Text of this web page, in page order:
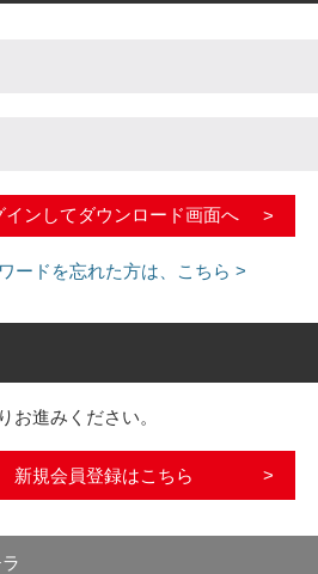
ードを忘れた方は、こちら >
お進みください。
新規会員登録はこちら